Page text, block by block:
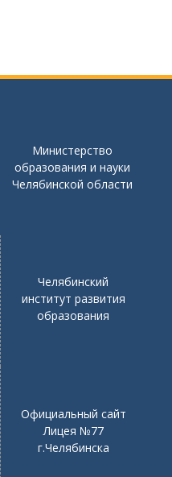
Министерство
образования и науки
Челябинской области
Челябинский
институт развития
образования
Официальный сайт
Лицея №77
г.Челябинска